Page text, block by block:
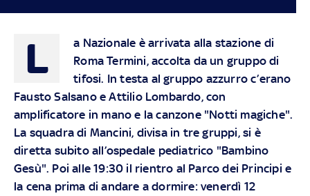
L
a Nazionale è arrivata alla stazione di
Roma Termini, accolta da un gruppo di
tifosi. In testa al gruppo azzurro c’erano
Fausto Salsano e Attilio Lombardo, con
amplificatore in mano e la canzone "Notti magiche".
La squadra di Mancini, divisa in tre gruppi, si è
diretta subito all’ospedale pediatrico "Bambino
Gesù". Poi alle 19:30 il rientro al Parco dei Principi e
la cena prima di andare a dormire: venerdì 12